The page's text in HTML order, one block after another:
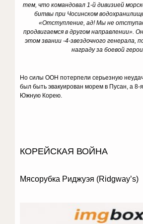
тем, что командовал 1-й дивизией
битвы при Чосинском
«Отступление, ад! Мы не
продвигаемся в другом направлении».
этом звании -4-звездочного генерала,
награду за боевой
Но силы ООН потерпели серьезную
был быть эвакуирован морем в Пусан, а 8-
Южную Корею.
КОРЕЙСКАЯ ВОЙНА
Мясорубка Риджуэя (Ridgway’s)